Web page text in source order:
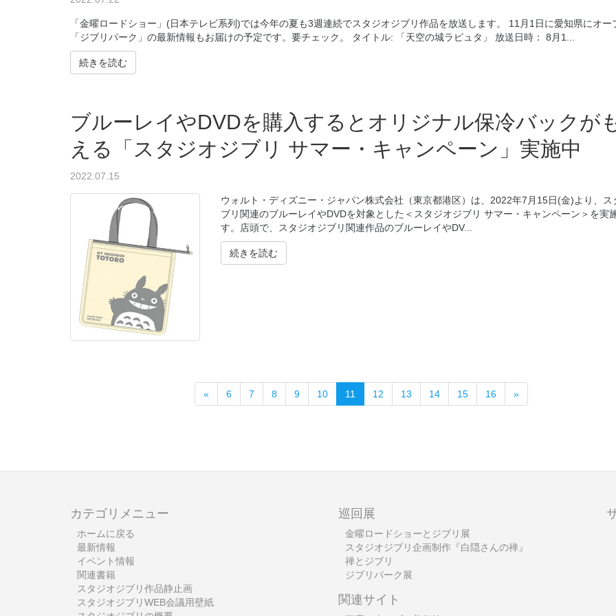
「金曜ロードショー」(日本テレビ系列)では今年の夏も3週連続でスタジオジブリ作品を放送します。 11月1日に愛知県にオー
「ジブリパーク」の最新情報もお届けの予定です。要チェック。 タイトル: 「天空の城ラピュタ」 放送日時： 8月1...
続きを読む
ブルーレイやDVDを購入するとオリジナル保冷バックが
える「スタジオジブリ サマー・キャンペーン」実施中
2022.07.15
ウォルト・ディズニー・ジャパン株式会社（東京都港区）は、2022年7月15日(金)より、ス
ブリ関連のブルーレイやDVDを対象とした＜スタジオジブリ サマー・キャンペーン＞を実
す。店頭で、スタジオジブリ関連作品のブルーレイやDV...
続きを読む
« 6 7 8 9 10 11 12 13 14 15 16 »次
カテゴリメニュー
ホームに戻る
最新情報
イベント情報
関連書籍
スタジオジブリ作品静止画
スタジオジブリWEB会議用壁紙
巡回展
金曜ロードショーとジブリ展
スタジオジブリ企画制作『白隠さんの禅』
禅とジブリ
ジブリパーク展
関連サイト